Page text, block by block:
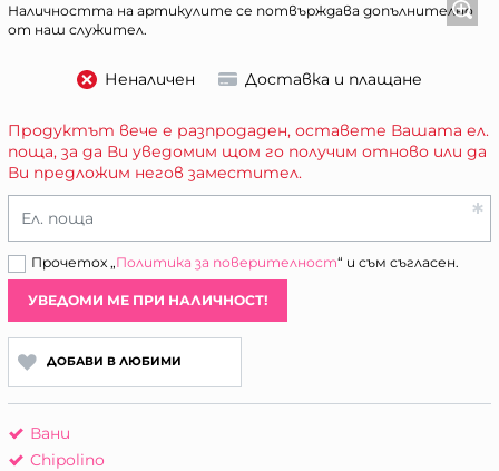
Наличността на артикулите се потвърждава допълнително
от наш служител.
Неналичен Доставка и плащане
Продуктът вече е разпродаден, оставете Вашата ел.
поща, за да Ви уведомим щом го получим отново или да
Ви предложим негов заместител.
Ел. поща
Прочетох „Политика за поверителност“ и съм съгласен.
УВЕДОМИ МЕ ПРИ НАЛИЧНОСТ!
ДОБАВИ В ЛЮБИМИ
Вани
Chipolino